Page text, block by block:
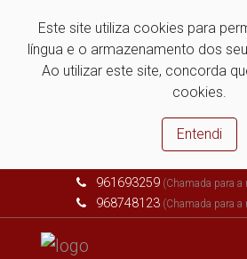
Este site utiliza cookies para
língua e o armazenamento dos
Ao utilizar este site, concorda
cookies.
Entendi
961693259 (Chamada para a
968748123 (Chamada para a